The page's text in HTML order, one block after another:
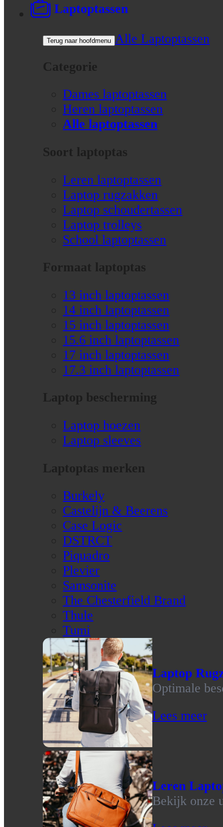
Laptoptassen
Terug naar hoofdmenu Alle Laptoptassen
Categorie
Dames laptoptassen
Heren laptoptassen
Alle laptoptassen
Soort laptoptas
Leren laptoptassen
Laptop rugzakken
Laptop schoudertassen
Laptop trolleys
School laptoptassen
Formaat laptoptas
13 inch laptoptassen
14 inch laptoptassen
15 inch laptoptassen
15.6 inch laptoptassen
17 inch laptoptassen
17.3 inch laptoptassen
Laptop bescherming
Laptop hoezen
Laptop sleeves
Laptoptas merken
Burkely
Castelijn & Beerens
Case Logic
DSTRCT
Piquadro
Plevier
Samsonite
The Chesterfield Brand
Thule
Tumi
Laptop
Optimale
Lees meer
Leren
Bekijk onze